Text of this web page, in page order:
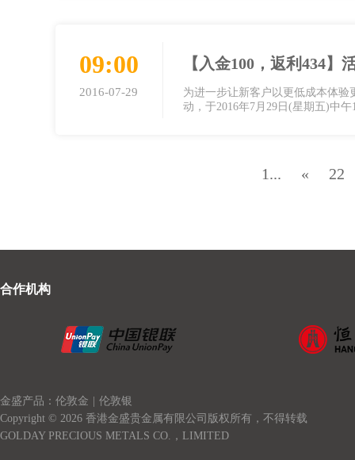
09:00
2016-07-29
【入金100，返利434】
为进一步让新客户以更低成本体验
动，于2016年7月29日(星期五)中
1... « 22
合作机构
金盛产品：伦敦金
伦敦银
Copyright © 2026 香港金盛贵金属有限公司版权所有，不得转载
GOLDAY PRECIOUS METALS CO.，LIMITED